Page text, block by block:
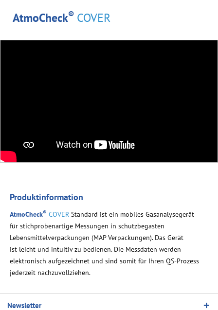
AtmoCheck® COVER
Produktinformation
AtmoCheck® COVER Standard ist ein mobiles Gasanalysegerät
für stichprobenartige Messungen in schutzbegasten
Lebensmittelverpackungen (MAP Verpackungen). Das Gerät
ist leicht und intuitiv zu bedienen. Die Messdaten werden
elektronisch aufgezeichnet und sind somit für Ihren QS-Prozess
jederzeit nachzuvollziehen.
Newsletter